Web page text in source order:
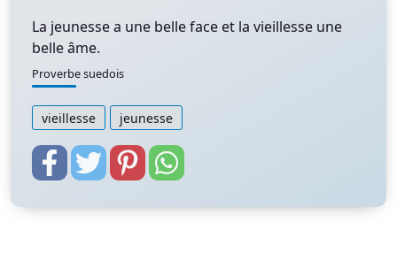
La jeunesse a une belle face et la vieillesse une
belle âme.
Proverbe suedois
vieillesse jeunesse